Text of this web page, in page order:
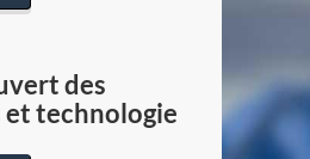
des
et technologie